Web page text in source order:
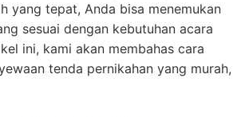
yang tepat, Anda bisa menemukan
sesuai dengan kebutuhan acara
ini, kami akan membahas cara
tenda pernikahan yang murah,